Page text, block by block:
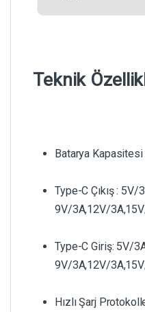
Teknik
Batarya
Type-C Çıkış : 5V/
9V/3A,12V/
Type-C Giriş: 5V/
9V/3A,12V/
Hızlı Şarj